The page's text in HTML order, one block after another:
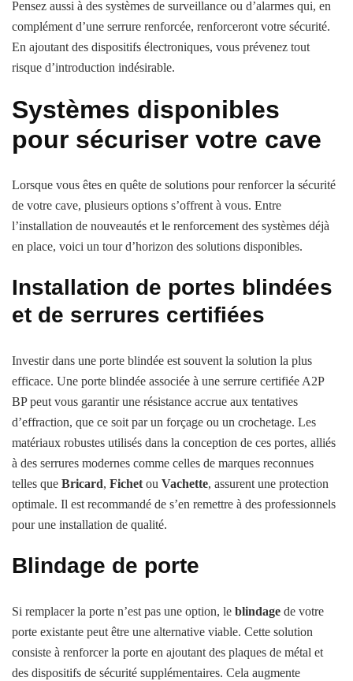
Pensez aussi à des systèmes de surveillance ou d’alarmes qui, en
complément d’une serrure renforcée, renforceront votre sécurité.
En ajoutant des dispositifs électroniques, vous prévenez tout
risque d’introduction indésirable.
Systèmes disponibles
pour sécuriser votre cave
Lorsque vous êtes en quête de solutions pour renforcer la sécurité
de votre cave, plusieurs options s’offrent à vous. Entre
l’installation de nouveautés et le renforcement des systèmes déjà
en place, voici un tour d’horizon des solutions disponibles.
Installation de portes blindées
et de serrures certifiées
Investir dans une porte blindée est souvent la solution la plus
efficace. Une porte blindée associée à une serrure certifiée A2P
BP peut vous garantir une résistance accrue aux tentatives
d’effraction, que ce soit par un forçage ou un crochetage. Les
matériaux robustes utilisés dans la conception de ces portes, alliés
à des serrures modernes comme celles de marques reconnues
telles que Bricard, Fichet ou Vachette, assurent une protection
optimale. Il est recommandé de s’en remettre à des professionnels
pour une installation de qualité.
Blindage de porte
Si remplacer la porte n’est pas une option, le blindage de votre
porte existante peut être une alternative viable. Cette solution
consiste à renforcer la porte en ajoutant des plaques de métal et
des dispositifs de sécurité supplémentaires. Cela augmente